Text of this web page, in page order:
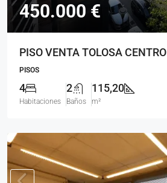
450.000 €
PISO VENTA TOLOSA CENTRO
PISOS
4
Habitaciones
2
Baños
115,20
m²